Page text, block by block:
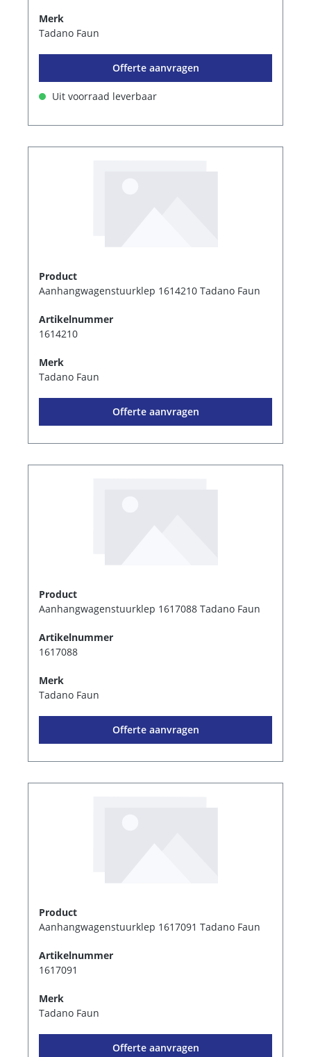
Merk
Tadano Faun
Offerte aanvragen
Uit voorraad leverbaar
Product
Aanhangwagenstuurklep 1614210 Tadano Faun
Artikelnummer
1614210
Merk
Tadano Faun
Offerte aanvragen
Product
Aanhangwagenstuurklep 1617088 Tadano Faun
Artikelnummer
1617088
Merk
Tadano Faun
Offerte aanvragen
Product
Aanhangwagenstuurklep 1617091 Tadano Faun
Artikelnummer
1617091
Merk
Tadano Faun
Offerte aanvragen